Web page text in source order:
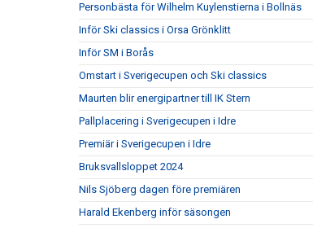
Personbästa för Wilhelm Kuylenstierna i Bollnäs
Inför Ski classics i Orsa Grönklitt
Inför SM i Borås
Omstart i Sverigecupen och Ski classics
Maurten blir energipartner till IK Stern
Pallplacering i Sverigecupen i Idre
Premiär i Sverigecupen i Idre
Bruksvallsloppet 2024
Nils Sjöberg dagen före premiären
Harald Ekenberg inför säsongen